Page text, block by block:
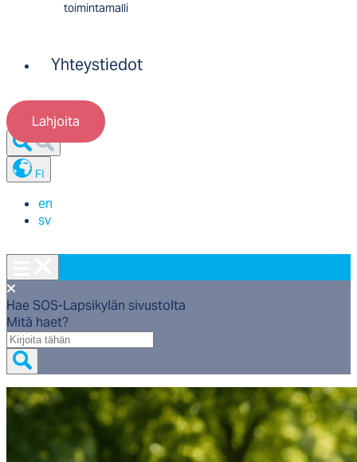
toimintamalli
Yhteystiedot
Lahjoita
FI
en
sv
Hae SOS-Lapsikylän sivustolta
Mitä haet?
Mitä
haet?
Etusivu/Yrityksille